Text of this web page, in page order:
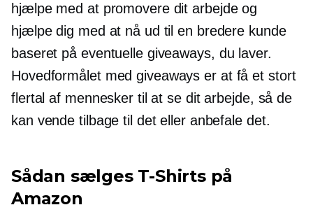
hjælpe med at promovere dit arbejde og
hjælpe dig med at nå ud til en bredere kunde
baseret på eventuelle giveaways, du laver.
Hovedformålet med giveaways er at få et stort
flertal af mennesker til at se dit arbejde, så de
kan vende tilbage til det eller anbefale det.
Sådan sælges T-Shirtspå
Amazon